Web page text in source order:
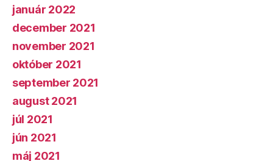
január 2022
december 2021
november 2021
október 2021
september 2021
august 2021
júl 2021
jún 2021
máj 2021